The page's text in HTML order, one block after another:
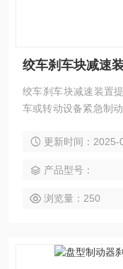
绞车刹车块减速
绞车刹车块减速装置
车或转动设备紧急制
更新时间：2025-
产品型号：
浏览量：250